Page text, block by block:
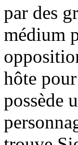
par des
médium
hôte
possède